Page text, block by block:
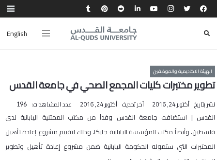
English
الهيئة الاكاديمية والموظفين
تطوير مختبرات كليات المجمع الصحي في جامعة القدس
نشر بتاريخ أكتوبر 24, 2016 آخر تحديث أكتوبر 24, 2016 عدد المشاهدات: 196
القدس | استضافت جامعة القدس وفداً من مكتب الممثلية اليابانبة لدى
فلسطين، وأيضاً مكتب المؤسسة اليابانية جايكا، وذلك لتقييم مشروع إعادة ​تأهيل
المختبرات التي ستموله الحكومة اليابانية ضمن مشروع إعادة تأهيل وتطوير